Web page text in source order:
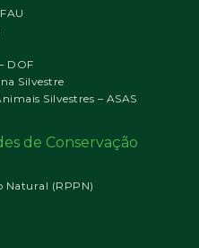
DOF
Silvestre
Silvestres – ASAS
de Conservação
Natural (RPPN)